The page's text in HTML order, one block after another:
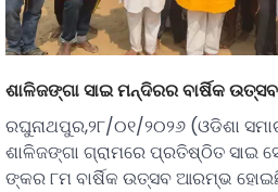
ଶାଳିଜଙ୍ଗା ସାଇ ମନ୍ଦିରର ବାର୍ଷିକ
ରଘୁନାଥପୁର,୨୮/୦୧/୨୦୨୬ (ଓଡିଶା
ଶାଳିଜଙ୍ଗା ଗ୍ରାମରେ ପ୍ରତିଷ୍ଠିତ ସାଇ
ଙ୍କର ୮ମ ବାର୍ଷିକ ଉତ୍ସବ ଆରମ୍ଭ